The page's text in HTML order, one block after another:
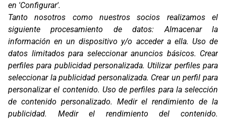
C/ Coneixement 5, 08850
Gavà (Barcelona)
Contacto
T. (+34) 93 638 38 60
Email:corver@corver.es
Marcas
Productos
Compañía
Blog
en 'Configurar'.
Tanto nosotros como nuestros socios realizamos el
siguiente procesamiento de datos:Almacenar la
información en un dispositivo y/o acceder a ella. Uso de
datos limitados para seleccionar anuncios básicos. Crear
perfiles para publicidad personalizada.Utilizar perfiles para
seleccionar la publicidad personalizada. Crear un perfil para
personalizar el contenido. Uso de perfiles para la selección
de contenido personalizado. Medir el rendimiento de la
publicidad. Medir el rendimiento del contenido.